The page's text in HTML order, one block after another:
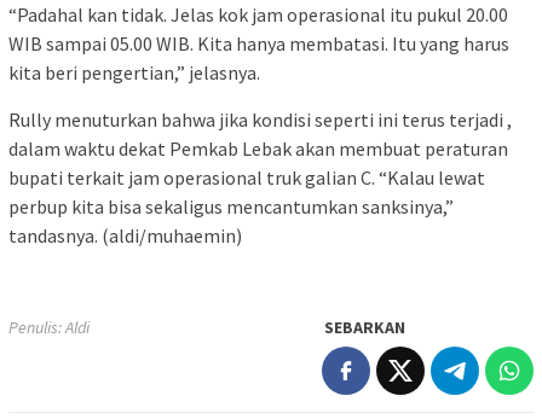
“Padahal kan tidak. Jelas kok jam operasional itu pukul 20.00
WIB sampai 05.00 WIB. Kita hanya membatasi. Itu yang harus
kita beri pengertian,” jelasnya.
Rully menuturkan bahwa jika kondisi seperti ini terus terjadi ,
dalam waktu dekat Pemkab Lebak akan membuat peraturan
bupati terkait jam operasional truk galian C. “Kalau lewat
perbup kita bisa sekaligus mencantumkan sanksinya,”
tandasnya. (aldi/muhaemin)
Penulis: Aldi SEBARKAN